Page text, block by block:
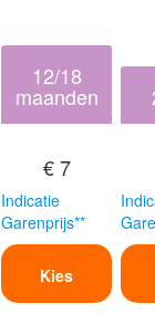
12/18
maanden
€ 7
Indicatie
Garenprijs**
Kies